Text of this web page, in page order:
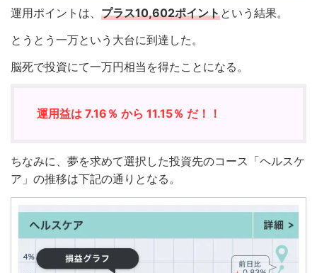
運用ポイントは、 プラス10,602ポイントという結果。
とうとう一万という大台に到達した。
脳死で投資にて一万円相当を得たことになる。
運用益は 7.16％ から 11.15％ だ！！
ちなみに、夢を求めて選択した投資先のコース「ヘルスケ
ア」の推移は下記の通りとなる。